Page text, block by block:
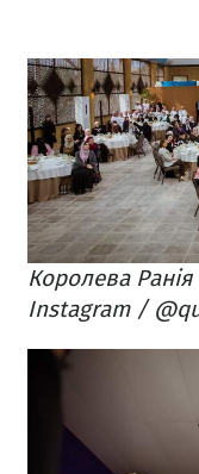
Королева Ранія
Instagram /